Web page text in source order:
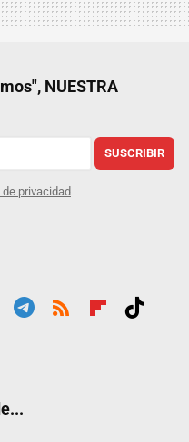
NUESTRA
SUSCRIBIR
privacidad